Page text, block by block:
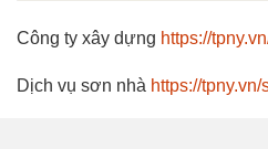
Công ty xây dựng https://
Dịch vụ sơn nhà https://tpny.vn/